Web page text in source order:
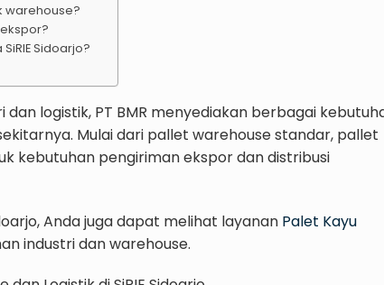
warehouse?
Sidoarjo?
logistik, PT BMR menyediakan berbagai
Mulai dari pallet warehouse standar, pallet
kebutuhan pengiriman ekspor dan distribusi
Anda juga dapat melihat layanan Palet Kayu
industri dan warehouse.